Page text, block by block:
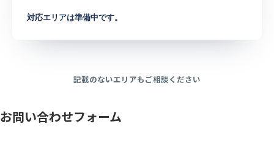
対応エリアは準備中です。
記載のないエリアもご相談ください
お問い合わせフォーム